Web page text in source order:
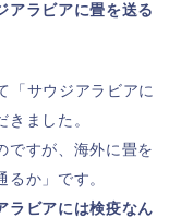
アラビアに畳を送る
「サウジアラビアに
ました。
ですが、海外に畳を
か」です。
ラビアには検疫なん